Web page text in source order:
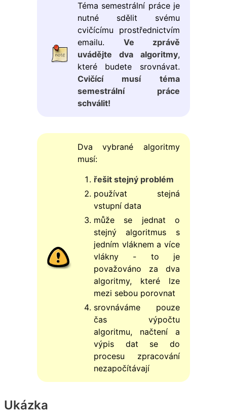
Téma semestrální práce je
nutné sdělit svému
cvičícímu prostřednictvím
emailu. Ve zprávě
uvádějte dva algoritmy,
které budete srovnávat.
Cvičící musí téma
semestrální práce
schválit!
Dva vybrané algoritmy
musí:
řešit stejný problém
používat stejná
vstupní data
může se jednat o
stejný algoritmus s
jedním vláknem a více
vlákny - to je
považováno za dva
algoritmy, které lze
mezi sebou porovnat
srovnáváme pouze
čas výpočtu
algoritmu, načtení a
výpis dat se do
procesu zpracování
nezapočítávají
Ukázka